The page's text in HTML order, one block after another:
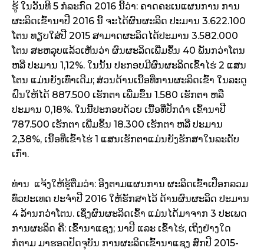
ຮູ້​​ ໃນ​ວັນ​ທີ 5 ກໍລະກົດ 2016 ນີ້ວ່າ: ຄາດ​ຄະ​ເນ​​ແຜນການ ການ
ຜະລິດ​ເຂົ້ານາ​ປີ​​ 2016 ນີ້ ຈະໄດ້ຜົນຜະລິດ ປະມານ 3.622.100
ໂຕນ ທຽບໃສ່ປີ 2015 ສາມາດ​ຜະລິດ​ໄດ້ປະມານ 3.582.000 ​
ໂຕນ ສະຫລຸບ​ແລ້ວເຫັນວ່າ ຜົນຜະລິດເພີ່ມຂຶ້ນ 40 ພັນກວ່າໂຕນ
ຫລື ປະມານ 1,12%. ໃນນັ້ນ ປະກອບມີຜົນຜະລິດເຂົ້າໄຮ່ 2 ​ແສນ
ໂຕນ ແມ່ນຍັງເທົ່າ​ເດີມ; ສ່ວນດ້ານເນື້ອທີ່ການຜະລິດເຂົ້າ ໃນລະດູ
ຝົນໃຫ້ໄດ້ 887.500 ເຮັກຕາ ເພີ່ມຂຶ້ນ 1.580 ເຮັກຕາ ຫລື
ປະມານ 0,18%. ໃນນີ້ປະກອບດ້ວຍ ເນື້ອທີ່ປັກດຳ ເຂົ້ານາປີ
787.500 ເຮັກຕາ ເພີ່ມຂຶ້ນ 18.300 ເຮັກຕາ ຫລື ປະມານ
2,38%, ເນື້ອທີ່ເຂົ້າໄຮ່ 1 ​ແສນເຮັກຕາແມ່ນຍັງຮັກສາໃນລະດັບ
ເກົ່າ.
ທ່ານ ​ ​ແຈ້ງ​ໃຫ້​ຮູ້​ຕື່ມວ່າ: ອີງຕາມແຜນການ ຜະລິດເຂົ້າເປືອກລວມ
ທົ່ວປະເທດ ປະຈຳປີ 2016 ໃຫ້ຮັກສາໄວ້ ດ້ານຜົນຜະລິດ ປະມານ
4 ລ້ານກວ່າໂຕນ. ​​ເຊິ່ງຜົນຜະລິດເຂົ້າ ແມ່ນໄດ້ມາຈາກ 3 ປະເພດ
ການຜະລິດ ຄື: ເຂົ້ານາແຊງ; ນາປີ ແລະ ເຂົ້າໄຮ່, ເຖິງຢ່າງໃດ
ກໍຕາມ ມາຮອດປັດຈຸບັນ ການຜະລິດເຂົ້ານາແຊງ ສົກປີ 2015-